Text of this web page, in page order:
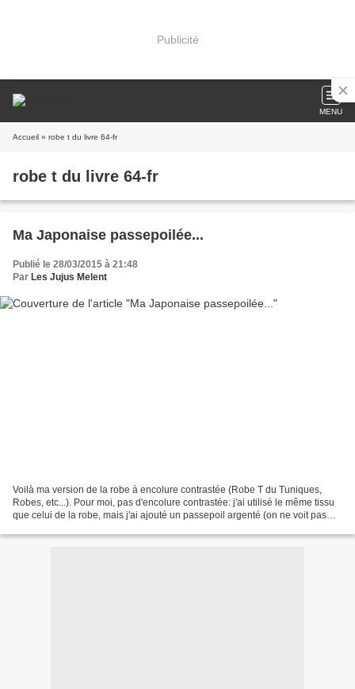
Publicité
MENU
Accueil » robe t du livre 64-fr
robe t du livre 64-fr
Ma Japonaise passepoilée...
Publié le 28/03/2015 à 21:48
Par Les Jujus Melent
Voilà ma version de la robe à encolure contrastée (Robe T du Tuniques,
Robes, etc...). Pour moi, pas d'encolure contrastée: j'ai utilisé le même tissu
que celui de la robe, mais j'ai ajouté un passepoil argenté (on ne voit pas